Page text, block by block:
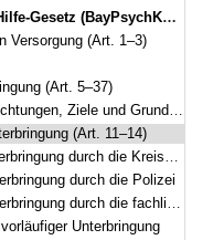
(GVBl. S. 583) BayRS 2128-2-A/G (Art. 1–39)
Versorgung (Art. 1–3)
(Art. 5–37)
Ziele und Grundsätze (Art. 5–10)
(Art. 11–14)
die Kreisverwaltungsbehörde
durch die Polizei
die fachliche Leitung der Einrichtung
Unterbringung